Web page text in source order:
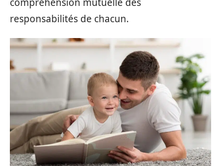
responsabilités de chacun.